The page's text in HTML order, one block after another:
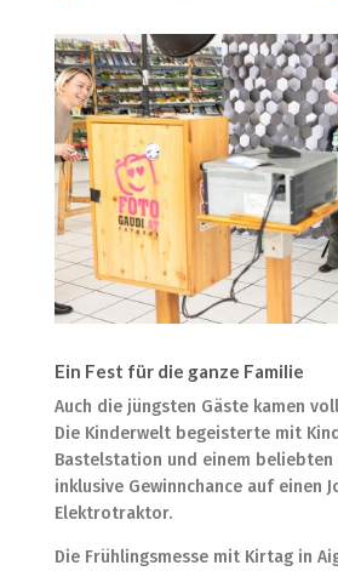
Ein Fest für die ganze Familie
Auch die jüngsten Gäste kamen
Die Kinderwelt begeisterte mit
Bastelstation und einem beliebten
inklusive Gewinnchance auf einen
Elektrotraktor.
Die Frühlingsmesse mit Kirtag in